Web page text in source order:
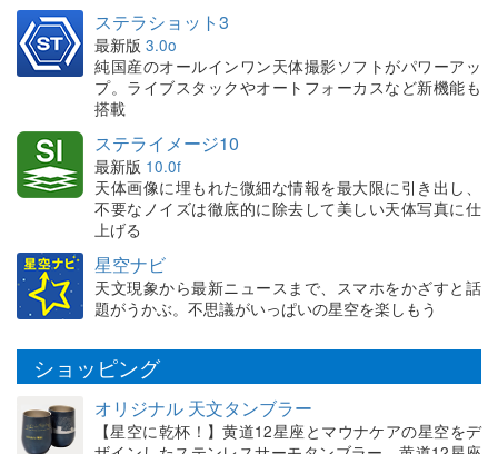
ステラショット3
最新版 3.0o
純国産のオールインワン天体撮影ソフトがパワーアッ
プ。ライブスタックやオートフォーカスなど新機能も
搭載
ステライメージ10
最新版 10.0f
天体画像に埋もれた微細な情報を最大限に引き出し、
不要なノイズは徹底的に除去して美しい天体写真に仕
上げる
星空ナビ
天文現象から最新ニュースまで、スマホをかざすと話
題がうかぶ。不思議がいっぱいの星空を楽しもう
ショッピング
オリジナル 天文タンブラー
【星空に乾杯！】黄道12星座とマウナケアの星空をデ